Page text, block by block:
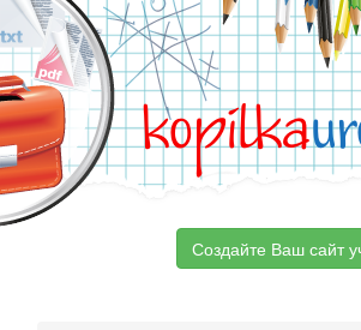
kopilka
Создайте Ваш сайт